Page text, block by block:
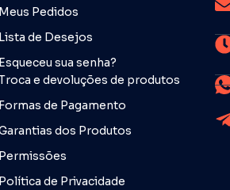
Meus Pedidos
Lista de Desejos
Esqueceu sua senha?
e devoluções de produtos
Formas de Pagamento
dos Produtos
Permissões
Política de Privacidade